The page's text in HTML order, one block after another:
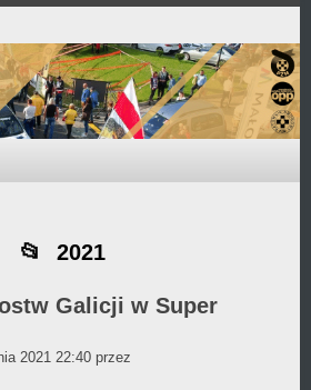
Przejdź
zawartości
Skip
TEXT-
8
Skip
BLOCK-
2
Skip
TEXT-
12
Skip
TEXT-
13
Skip
TEXT-
18
Skip
CUSTOM_HTML-
4
Skip
AI1EC_AGENDA_WIDGET-
2
Skip
TEXT-
11
Skip
TEXT-
9
2021
Galicji w Super
2021 22:40 przez